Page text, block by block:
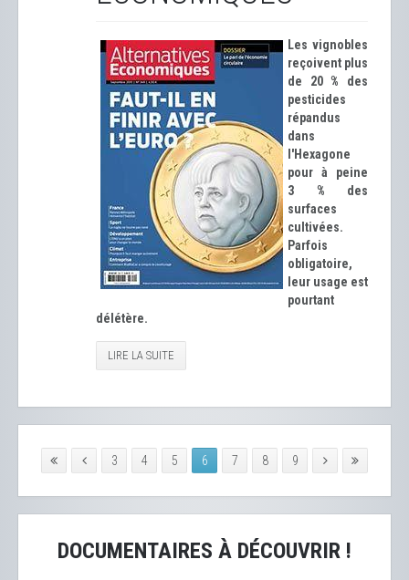
Les vignobles
reçoivent plus
de 20 % des
pesticides
répandus
dans
l'Hexagone
pour à peine
3 % des
surfaces
cultivées.
Parfois
obligatoire,
leur usage est
pourtant
délétère.
LIRE LA SUITE
3 4 5 6 7 8 9
DOCUMENTAIRES À DÉCOUVRIR !